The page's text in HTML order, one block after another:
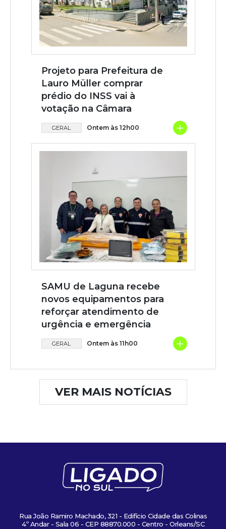
Projeto para Prefeitura de
Lauro Müller comprar
prédio do INSS vai à
votação na Câmara
GERAL Ontem às 12h00 +
SAMU de Laguna recebe
novos equipamentos para
reforçar atendimento de
urgência e emergência
GERAL Ontem às 11h00 +
VER MAIS NOTÍCIAS
Rua João Ramiro Machado, 321 - Edifício Cidade das Colinas
4º Andar - Sala 06 - CEP 88870.000 - Centro - Orleans/SC